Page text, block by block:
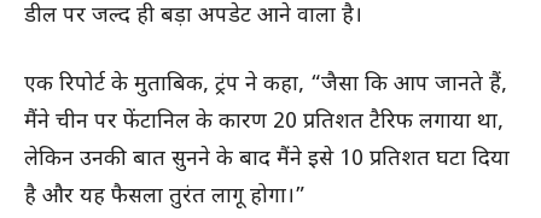
डील पर जल्द ही बड़ा अपडेट आने वाला है।
एक रिपोर्ट के मुताबिक, ट्रंप ने कहा, “जैसा कि आप जानते हैं,
मैंने चीन पर फेंटानिल के कारण 20 प्रतिशत टैरिफ लगाया था,
लेकिन उनकी बात सुनने के बाद मैंने इसे 10 प्रतिशत घटा दिया
है और यह फैसला तुरंत लागू होगा।”